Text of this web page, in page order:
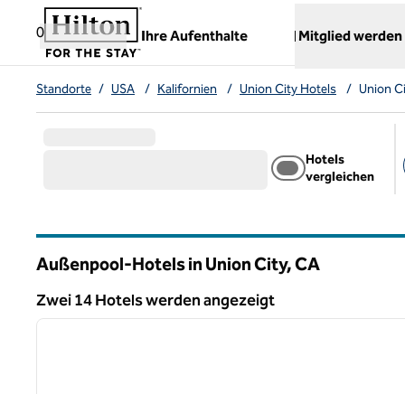
Weiter zum Inhalt
0
Ihre Aufenthalte
,öffnet neue Registerkarte
Mitglied werden
Standorte / USA / Kalifornien / Union City Hotels / Union
Hotels
vergleichen
Außenpool-Hotels in Union City,CA
Zwei 14 Hotels werden angezeigt
Zwei 14 Hotels werden angezeigt
1 von 12